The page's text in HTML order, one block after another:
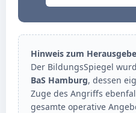
Hinweis zum
Der BildungsSpiegel
BaS Hamburg, dessen
Zuge des Angriffs
gesamte operative